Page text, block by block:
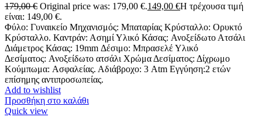
179,00€ Original price was: 179,00 €.149,00 €Η τρέχουσα τιμή
είναι: 149,00 €.
Φύλο: Γυναικείο Μηχανισμός: Μπαταρίας Κρύσταλλο: Ορυκτό
Κρύσταλλο. Καντράν: Ασημί Υλικό Κάσας: Ανοξείδωτο Ατσάλι
Διάμετρος Κάσας: 19mm Δέσιμο: Μπρασελέ Υλικό
Δεσίματος: Ανοξείδωτο ατσάλι Χρώμα Δεσίματος: Δίχρωμο
Κούμπωμα: Ασφαλείας. Αδιάβροχο: 3 Atm Εγγύηση:2 ετών
επίσημης αντιπροσωπείας.
Add to wishlist
Προσθήκη στο καλάθι
Quick view